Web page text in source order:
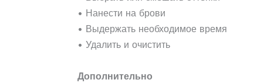
• Нанести на брови
• Выдержать необходимое время
• Удалить и очистить
Дополнительно